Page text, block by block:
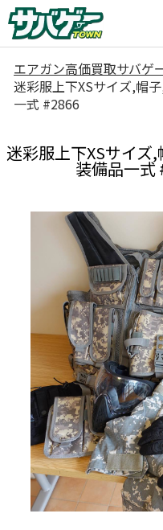
エアガン高価買取サバゲ
迷彩服上下XSサイズ,帽
一式 #2866
迷彩服上下XSサイズ
装備品一式